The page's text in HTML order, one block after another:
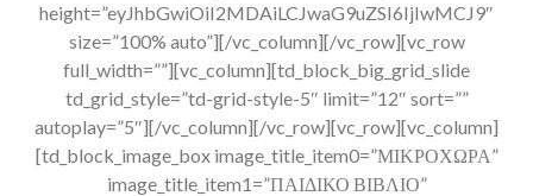
height=”eyJhbGwiOiI2MDAiLCJwaG9uZSI6IjIwMCJ9″
size=”100% auto”][/vc_column][/vc_row][vc_row
full_width=””][vc_column][td_block_big_grid_slide
td_grid_style=”td-grid-style-5″ limit=”12″ sort=””
autoplay=”5″][/vc_column][/vc_row][vc_row][vc_column]
[td_block_image_box image_title_item0=”ΜΙΚΡΟΧΩΡΑ”
image_title_item1=”ΠΑΙΔΙΚΟ ΒΙΒΛΙΟ”